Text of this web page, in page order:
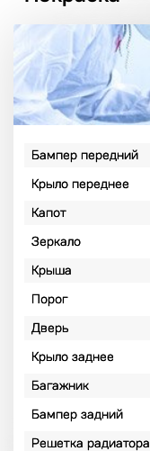
Бампер передний
Крыло переднее
Капот
Зеркало
Крыша
Порог
Дверь
Крыло заднее
Багажник
Бампер задний
Решетка радиатора